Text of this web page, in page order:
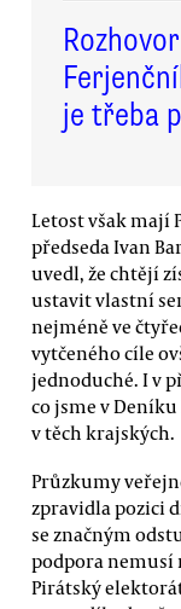
je třeba
Letost však mají
předseda Ivan
uvedl, že chtějí
ustavit vlastní
nejméně ve
vytčeného cíle
jednoduché. I v
co jsme v
v těch krajských.
Průzkumy
zpravidla pozici
se značným
podpora nemusí
Pirátský